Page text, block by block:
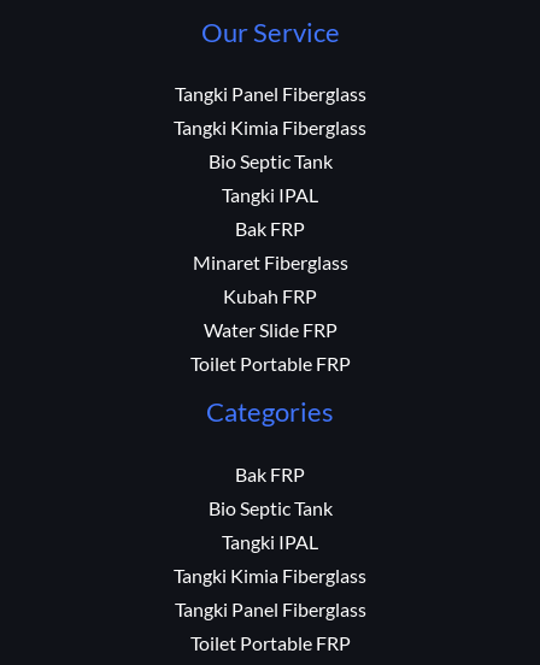
Our Service
Tangki Panel Fiberglass
Tangki Kimia Fiberglass
Bio Septic Tank
Tangki IPAL
Bak FRP
Minaret Fiberglass
Kubah FRP
Water Slide FRP
Toilet Portable FRP
Categories
Bak FRP
Bio Septic Tank
Tangki IPAL
Tangki Kimia Fiberglass
Tangki Panel Fiberglass
Toilet Portable FRP